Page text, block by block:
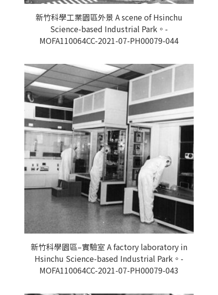
新竹科學工業園區外景 A scene of Hsinchu
Science-based Industrial Park。-
MOFA110064CC-2021-07-PH00079-044
新竹科學園區–實驗室 A factory laboratory in
Hsinchu Science-based Industrial Park。-
MOFA110064CC-2021-07-PH00079-043